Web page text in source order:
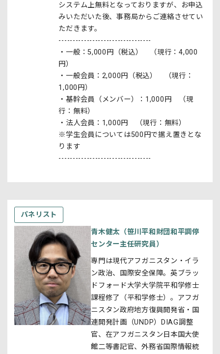
システム上無料となっておりますが、お申込
みいただいた後、事務局からご連絡させてい
ただきます。
---------------------------------
・一般：5,000円（税込） （現行：4,000
円）
・一般会員：2,000円（税込） （現行：
1,000円）
・基幹会員（メンバー）：1,000円 （現
行：無料）
・法人会員：1,000円 （現行：無料）
※学生会員については500円で据え置きとな
ります
---------------------------------
パネリスト
青木健太（笹川平和財団和平調停
センター主任研究員）
専門は現代アフガニスタン・イラ
ン政治、国際安全保障。英ブラッ
ドフォード大学大学院平和学修士
課程修了（平和学修士）。アフガ
ニスタン政府地方復興開発省・国
連開発計画（UNDP）DIAG調整
官、在アフガニスタン日本国大使
館二等書記官、外務省国際情報統